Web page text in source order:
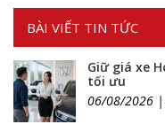
BÀI VIẾT TIN TỨC
Giữ giá xe
tối ưu
06/08/2026